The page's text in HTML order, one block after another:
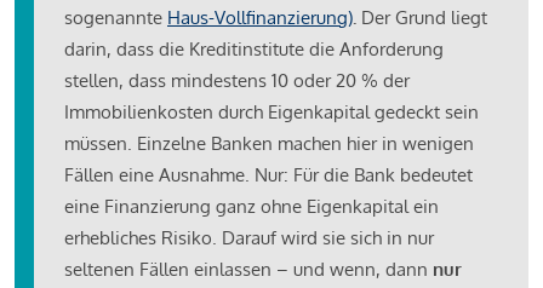
sogenannte Haus-Vollfinanzierung). Der Grund liegt
darin, dass die Kreditinstitute die Anforderung
stellen, dass mindestens 10 oder 20 % der
Immobilienkosten durch Eigenkapital gedeckt sein
müssen. Einzelne Banken machen hier in wenigen
Fällen eine Ausnahme. Nur: Für die Bank bedeutet
eine Finanzierung ganz ohne Eigenkapital ein
erhebliches Risiko. Darauf wird sie sich in nur
seltenen Fällen einlassen – und wenn, dann nur